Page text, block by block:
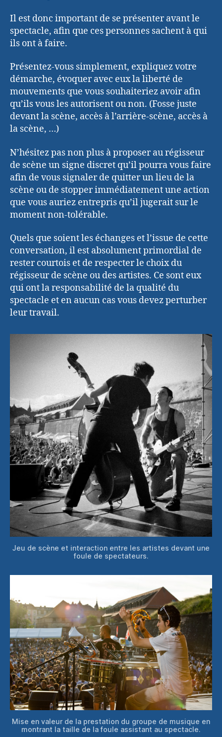
Il est donc important de se présenter avant le
spectacle, afin que ces personnes sachent à qui
ils ont à faire.
Présentez-vous simplement, expliquez votre
démarche, évoquer avec eux la liberté de
mouvements que vous souhaiteriez avoir afin
qu’ils vous les autorisent ou non. (Fosse juste
devant la scène, accès à l’arrière-scène, accès à
la scène, …)
N’hésitez pas non plus à proposer au régisseur
de scène un signe discret qu’il pourra vous faire
afin de vous signaler de quitter un lieu de la
scène ou de stopper immédiatement une action
que vous auriez entrepris qu’il jugerait sur le
moment non-tolérable.
Quels que soient les échanges et l’issue de cette
conversation, il est absolument primordial de
rester courtois et de respecter le choix du
régisseur de scène ou des artistes. Ce sont eux
qui ont la responsabilité de la qualité du
spectacle et en aucun cas vous devez perturber
leur travail.
Jeu de scène et interaction entre les artistes devant une
foule de spectateurs.
Mise en valeur de la prestation du groupe de musique en
montrant la taille de la foule assistant au spectacle.